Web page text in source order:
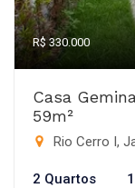
R$ 330.000
Casa
59m²
Rio Cerro I,
2 Quartos